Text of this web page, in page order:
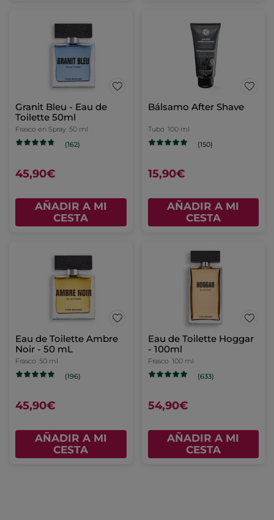
Granit Bleu - Eau de
Toilette 50ml
Frasco en Spray 50 ml
(162)
45,90€
AÑADIR A MI
CESTA
Bálsamo After Shave
Tubo 100 ml
(150)
15,90€
AÑADIR A MI
CESTA
Eau de Toilette Ambre
Noir - 50 mL
Frasco 50 ml
(196)
45,90€
AÑADIR A MI
CESTA
Eau de Toilette Hoggar
- 100ml
Frasco 100 ml
(633)
54,90€
AÑADIR A MI
CESTA